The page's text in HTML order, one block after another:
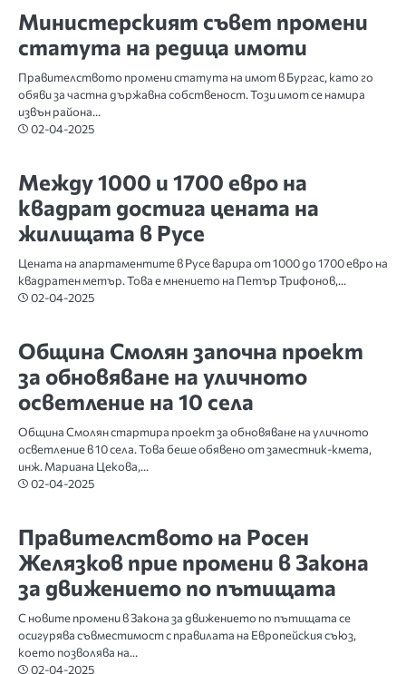
Министерският съвет промени
статута на редица имоти
Правителството промени статута на имот в Бургас, като го
обяви за частна държавна собственост. Този имот се намира
извън района…
02-04-2025
Между 1000 и 1700 евро на
квадрат достига цената на
жилищата в Русе
Цената на апартаментите в Русе варира от 1000 до 1700 евро на
квадратен метър. Това е мнението на Петър Трифонов,…
02-04-2025
Община Смолян започна проект
за обновяване на уличното
осветление на 10 села
Община Смолян стартира проект за обновяване на уличното
осветление в 10 села. Това беше обявено от заместник-кмета,
инж. Мариана Цекова,…
02-04-2025
Правителството на Росен
Желязков прие промени в Закона
за движението по пътищата
С новите промени в Закона за движението по пътищата се
осигурява съвместимост с правилата на Европейския съюз,
което позволява на…
02-04-2025